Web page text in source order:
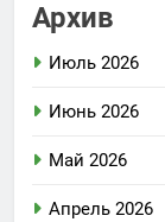
Архив
Июль 2026
Июнь 2026
Май 2026
Апрель 2026